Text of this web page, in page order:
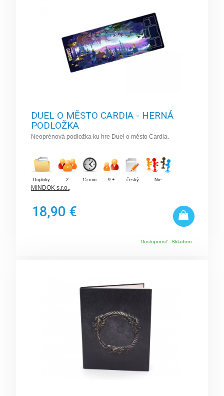
DUEL O MĚSTO CARDIA - HERNÁ
PODLOŽKA
Neoprénová podložka ku hre Duel o město Cardia.
Doplnky 2 15 min. 9 + český Nie
MINDOK s.r.o.,
18,90 €
Dostupnosť: Skladom